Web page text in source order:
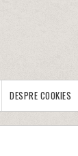
DESPRE COOKIES